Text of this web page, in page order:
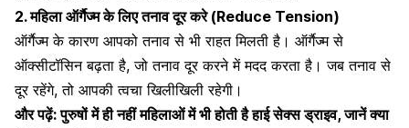
2.महिला ऑर्गैज्म के लिएतनाव दूर करे (Reduce Tension)
ऑर्गैज्म के कारण आपको तनाव से भी राहत मिलती है। ऑर्गैज्म से
ऑक्सीटॉसिन बढ़ता है, जो तनाव दूर करने में मदद करता है। जब तनाव से
दूर रहेंगे, तो आपकी त्वचा खिलीखिली रहेगी।
और पढ़ें:पुरुषों में ही नहीं महिलाओं में भी होती है हाई सेक्स ड्राइव, जानें क्या